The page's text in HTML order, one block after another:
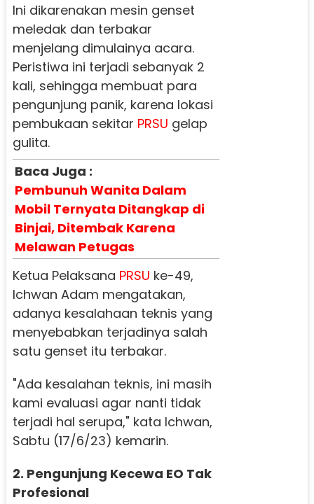
Ini dikarenakan mesin genset
meledak dan terbakar
menjelang dimulainya acara.
Peristiwa ini terjadi sebanyak 2
kali, sehingga membuat para
pengunjung panik, karena lokasi
pembukaan sekitar PRSU gelap
gulita.
Baca Juga :
Pembunuh Wanita Dalam
Mobil Ternyata Ditangkap di
Binjai, Ditembak Karena
Melawan Petugas
Ketua Pelaksana PRSU ke-49,
Ichwan Adam mengatakan,
adanya kesalahaan teknis yang
menyebabkan terjadinya salah
satu genset itu terbakar.
"Ada kesalahan teknis, ini masih
kami evaluasi agar nanti tidak
terjadi hal serupa," kata Ichwan,
Sabtu (17/6/23) kemarin.
2. Pengunjung Kecewa EO Tak
Profesional